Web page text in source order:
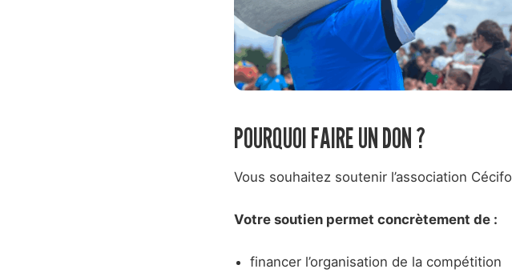
POURQUOI FAIRE UN DON ?
Vous souhaitez soutenir l’association
Votre soutien permet concrètement de :
financer l’organisation de la compétition